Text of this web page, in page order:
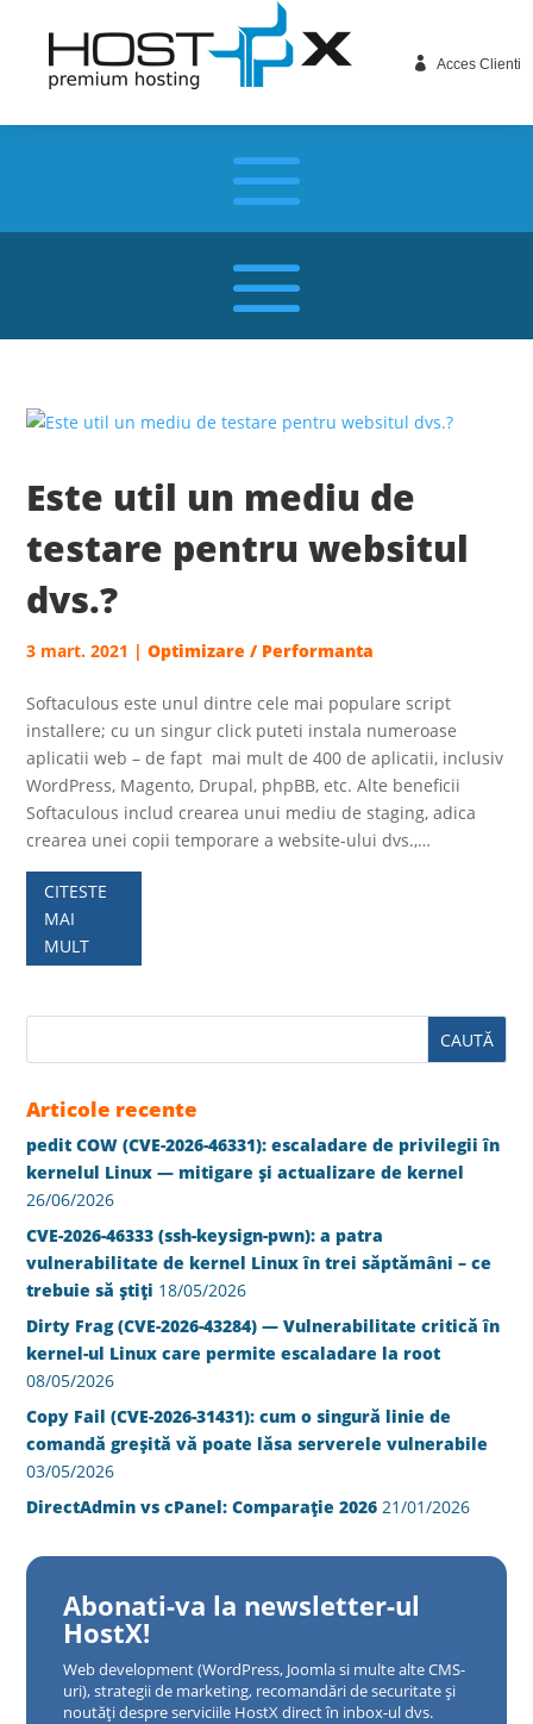
 Acces Clienti
Este util un mediu de
testare pentru websitul
dvs.?
3 mart. 2021 |Optimizare / Performanta
Softaculous este unul dintre cele mai populare script
installere; cu un singur click puteti instala numeroase
aplicatii web – de fapt mai mult de 400 de aplicatii, inclusiv
WordPress, Magento, Drupal, phpBB, etc. Alte beneficii
Softaculous includ crearea unui mediu de staging, adica
crearea unei copii temporare a website-ului dvs.,…
CITESTE
MAI
MULT
Articole recente
pedit COW (CVE-2026-46331): escaladare de privilegii în
kernelul Linux — mitigare și actualizare de kernel
26/06/2026
CVE-2026-46333 (ssh-keysign-pwn): a patra
vulnerabilitate de kernel Linux în trei săptămâni – ce
trebuie să știți 18/05/2026
Dirty Frag (CVE-2026-43284) — Vulnerabilitate critică în
kernel-ul Linux care permite escaladare la root
08/05/2026
Copy Fail (CVE-2026-31431): cum o singură linie de
comandă greșită vă poate lăsa serverele vulnerabile
03/05/2026
DirectAdmin vs cPanel: Comparație 2026 21/01/2026
Abonati-va la newsletter-ul
HostX!
Web development (WordPress, Joomla si multe alte CMS-
uri), strategii de marketing, recomandări de securitate și
noutăți despre serviciile HostX direct în inbox-ul dvs.